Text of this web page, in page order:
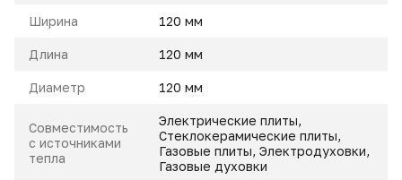
Ширина 120 мм
Длина 120 мм
Диаметр 120 мм
Совместимость
с источниками
тепла
Электрические плиты,
Стеклокерамические плиты,
Газовые плиты, Электродуховки,
Газовые духовки